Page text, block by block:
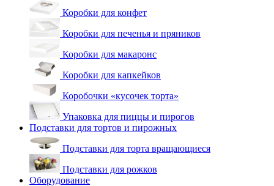
Коробки для конфет
Коробки для печенья и пряников
Коробки для макаронс
Коробки для капкейков
Коробочки «кусочек торта»
Упаковка для пиццы и пирогов
Подставки для тортов и пирожных
Подставки для торта вращающиеся
Подставки для рожков
Оборудование